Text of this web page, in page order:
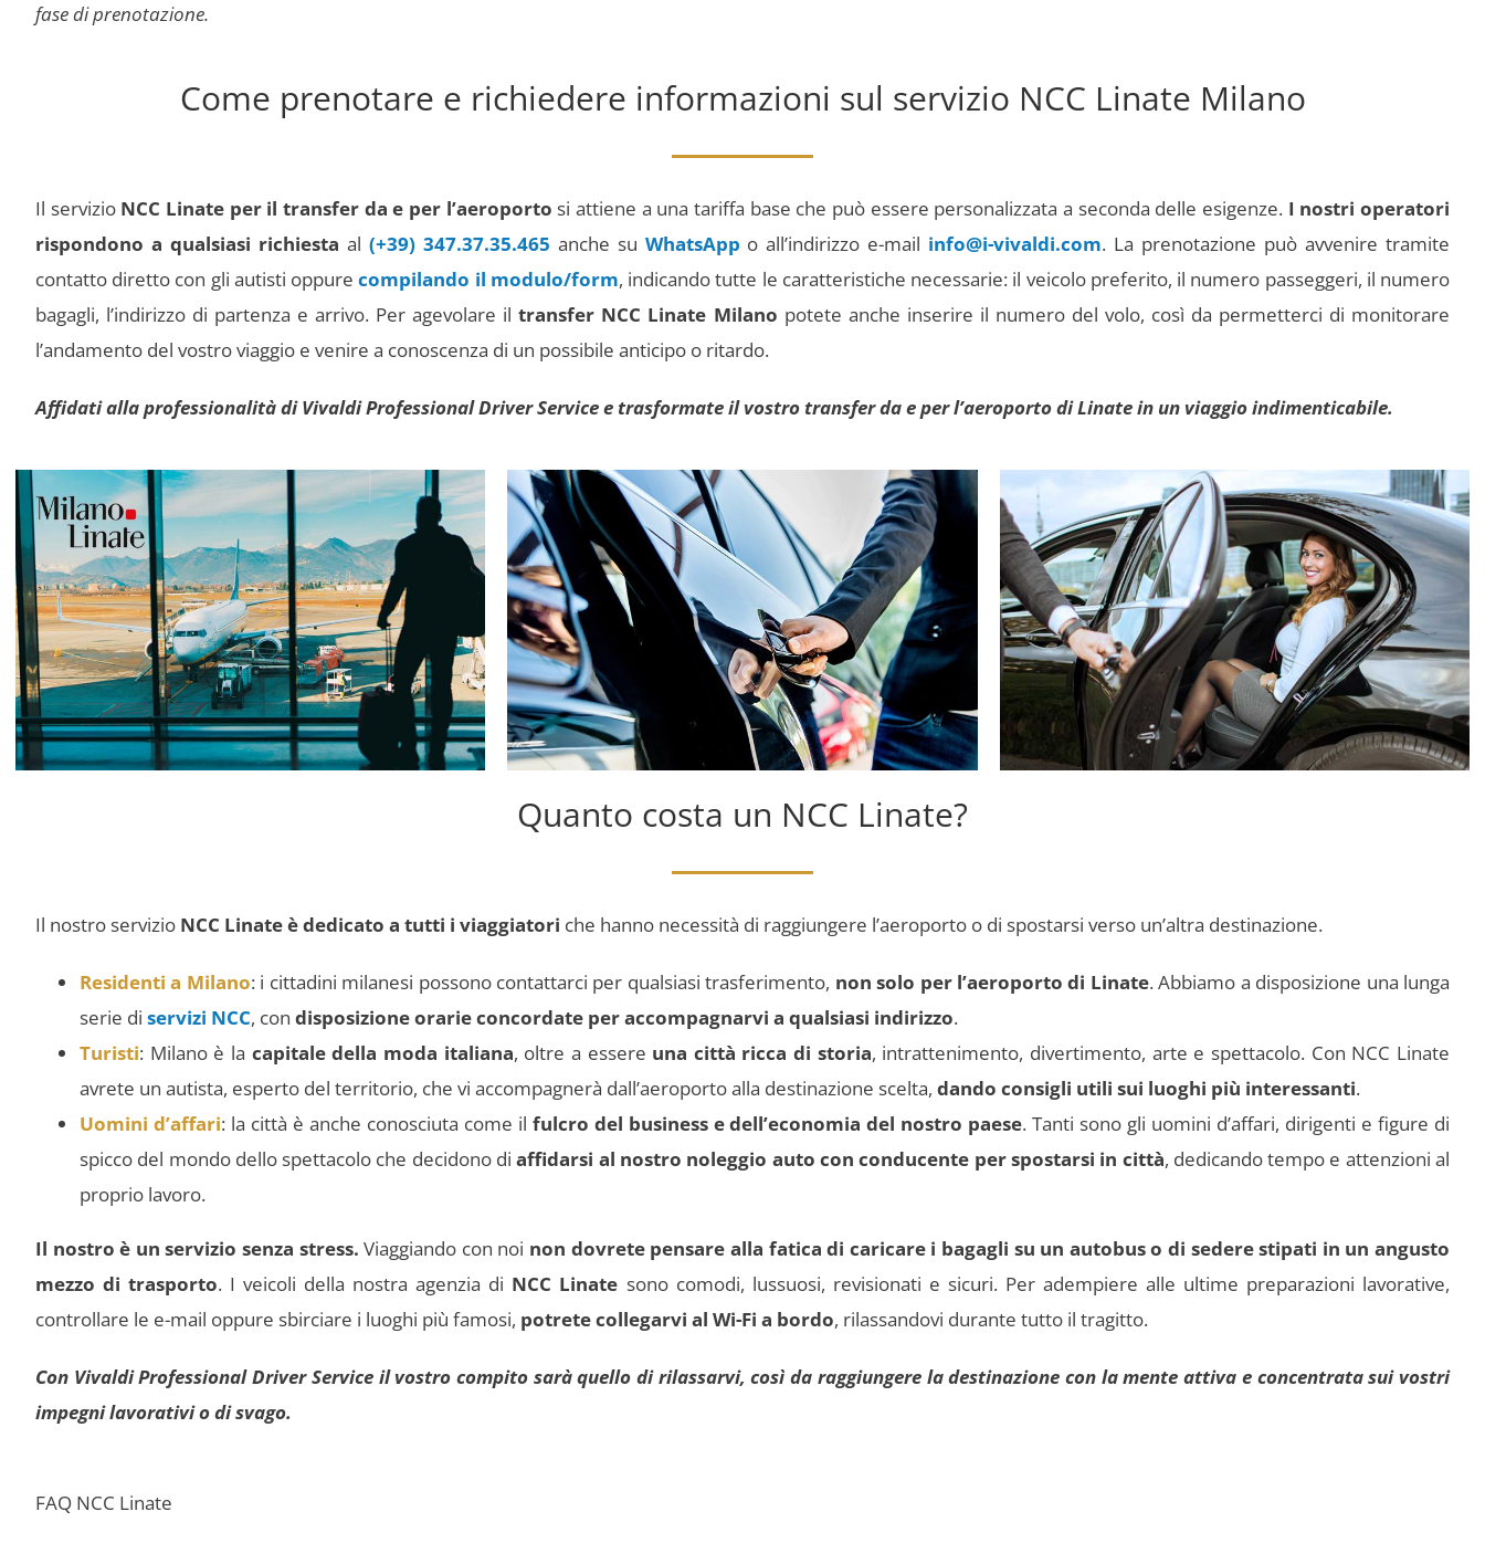
fase di prenotazione.
Come prenotare e richiedere informazioni sul servizio NCC Linate Milano
Il servizio NCC Linate per il transfer da e per l’aeroporto si attiene a una tariffa base che può essere personalizzata a seconda delle esigenze. I nostri operatori
rispondono a qualsiasi richiesta al (+39) 347.37.35.465 anche su WhatsApp o all’indirizzo e-mail info@i-vivaldi.com. La prenotazione può avvenire tramite
contatto diretto con gli autisti oppurecompilando il modulo/form, indicando tutte le caratteristiche necessarie: il veicolo preferito, il numero passeggeri, il numero
bagagli, l’indirizzo di partenza e arrivo. Per agevolare iltransfer NCC Linate Milano potete anche inserire il numero del volo, così da permetterci di monitorare
l’andamento del vostro viaggio e venire a conoscenza di un possibile anticipo o ritardo.
Affidati alla professionalità di Vivaldi Professional Driver Service e trasformate il vostro transfer da e per l’aeroporto di Linate in un viaggio indimenticabile.
Quanto costa un NCC Linate?
Il nostro servizio NCC Linate è dedicato a tutti i viaggiatori che hanno necessità di raggiungere l’aeroporto o di spostarsi verso un’altra destinazione.
Residenti a Milano: i cittadini milanesi possono contattarci per qualsiasi trasferimento, non solo per l’aeroporto di Linate. Abbiamo a disposizione una lunga
serie di servizi NCC, con disposizione orarie concordate per accompagnarvi a qualsiasi indirizzo.
Turisti: Milano è la capitale della moda italiana, oltre a essere una città ricca di storia, intrattenimento, divertimento, arte e spettacolo. Con NCC Linate
avrete un autista, esperto del territorio, che vi accompagnerà dall’aeroporto alla destinazione scelta, dando consigli utili sui luoghi più interessanti.
Uomini d’affari: la città è anche conosciuta come il fulcro del business e dell’economia del nostro paese. Tanti sono gli uomini d’affari, dirigenti e figure di
spicco del mondo dello spettacolo che decidono diaffidarsi al nostro noleggio auto con conducente per spostarsi in città, dedicando tempo e attenzioni al
proprio lavoro.
Il nostro è un servizio senza stress. Viaggiando con noi non dovrete pensare alla fatica di caricare i bagagli su un autobus o di sedere stipati in un angusto
mezzo di trasporto. I veicoli della nostra agenzia di NCC Linate sono comodi, lussuosi, revisionati e sicuri. Per adempiere alle ultime preparazioni lavorative,
controllare le e-mail oppure sbirciare i luoghi più famosi, potrete collegarvi al Wi-Fi a bordo, rilassandovi durante tutto il tragitto.
Con Vivaldi Professional Driver Service il vostro compito sarà quello di rilassarvi, così da raggiungere la destinazione con la mente attiva e concentrata sui vostri
impegni lavorativi o di svago.
FAQ NCC Linate